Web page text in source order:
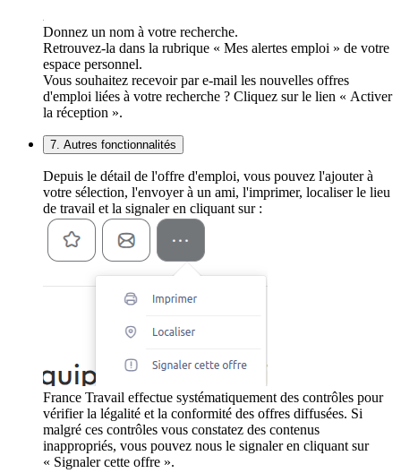
Donnez un nom à votre recherche.
Retrouvez-la dans la rubrique « Mes alertes emploi » de votre
espace personnel.
Vous souhaitez recevoir par e-mail les nouvelles offres
d'emploi liées à votre recherche ? Cliquez sur le lien « Activer
la réception ».
7. Autres fonctionnalités
Depuis le détail de l'offre d'emploi, vous pouvez l'ajouter à
votre sélection, l'envoyer à un ami, l'imprimer, localiser le lieu
de travail et la signaler en cliquant sur :
France Travail effectue systématiquement des contrôles pour
vérifier la légalité et la conformité des offres diffusées. Si
malgré ces contrôles vous constatez des contenus
inappropriés, vous pouvez nous le signaler en cliquant sur
« Signaler cette offre ».